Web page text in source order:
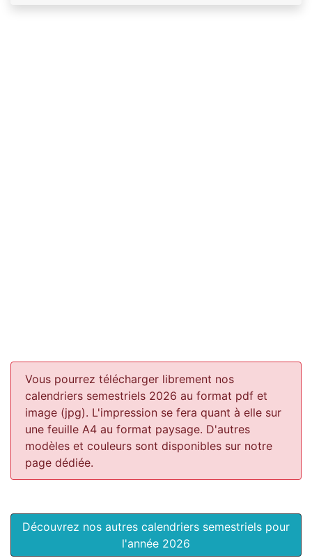
Vous pourrez télécharger librement nos
calendriers semestriels 2026 au format pdf et
image (jpg). L'impression se fera quant à elle sur
une feuille A4 au format paysage. D'autres
modèles et couleurs sont disponibles sur notre
page dédiée.
Découvrez nos autres calendriers semestriels pour
l'année 2026